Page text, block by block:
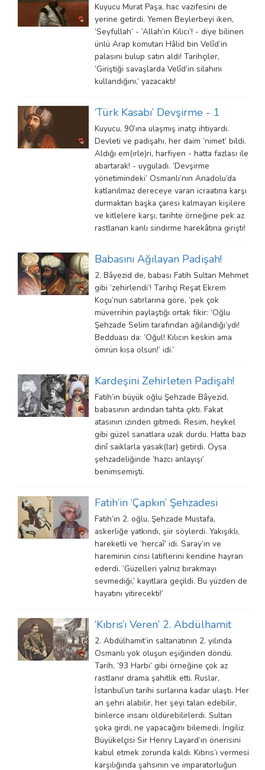
Kuyucu Murat Paşa, hac vazifesini de
yerine getirdi. Yemen Beylerbeyi iken,
‘Seyfullah’ - ‘Allah’ın Kılıcı’! - diye bilinen
ünlü Arap komutan Hâlid bin Velîd’in
palasını bulup satın aldı! Tarihçiler,
‘Giriştiği savaşlarda Velîd’in silahını
kullandığını,’ yazacaktı!
‘Türk Kasabı’ Devşirme - 1
Kuyucu, 90’ına ulaşmış inatçı ihtiyardı.
Devleti ve padişahı, her daim ‘nimet’ bildi.
Aldığı em(irle)ri, harfiyen - hatta fazlası ile
abartarak! - uyguladı. ‘Devşirme
yönetimindeki’ Osmanlı’nın Anadolu’da
katlanılmaz dereceye varan icraatına karşı
durmaktan başka çaresi kalmayan kişilere
ve kitlelere karşı, tarihte örneğine pek az
rastlanan kanlı sindirme harekâtına girişti!
Babasını Ağılayan Padişah!
2. Bâyezid de, babası Fatih Sultan Mehmet
gibi ‘zehirlendi’! Tarihçi Reşat Ekrem
Koçu’nun satırlarına göre, ‘pek çok
müverrihin paylaştığı ortak fikir: ‘Oğlu
Şehzade Selim tarafından ağılandığı’ydı!
Bedduası da: ‘Oğul! Kılıcın keskin ama
ömrün kısa olsun!’ idi.’
Kardeşini Zehirleten Padişah!
Fatih’in büyük oğlu Şehzade Bâyezid,
babasının ardından tahta çıktı. Fakat
atasının izinden gitmedi. Resim, heykel
gibi güzel sanatlara uzak durdu. Hatta bazı
dinî saiklarla yasak(lar) getirdi. Oysa
şehzadeliğinde ‘hazcı anlayışı’
benimsemişti.
Fatih’in ‘Çapkın’ Şehzadesi
Fatih’in 2. oğlu, Şehzade Mustafa,
askerliğe yatkındı, şiir söylerdi. Yakışıklı,
hareketli ve ‘hercaî’ idi. Saray’ın ve
hareminin cinsi latiflerini kendine hayran
ederdi. ‘Güzelleri yalnız bırakmayı
sevmediği,’ kayıtlara geçildi. Bu yüzden de
hayatını yitirecekti!’
‘Kıbrıs’ı Veren’ 2. Abdülhamit
2. Abdülhamit’in saltanatının 2. yılında
Osmanlı yok oluşun eşiğinden döndü.
Tarih, ’93 Harbi’ gibi örneğine çok az
rastlanır drama şahitlik etti. Ruslar,
İstanbul’un tarihi surlarına kadar ulaştı. Her
an şehri alabilir, her şeyi talan edebilir,
binlerce insanı öldürebilirlerdi. Sultan
şoka girdi, ne yapacağını bilemedi. İngiliz
Büyükelçisi Sir Henry Layard’ın önerisini
kabul etmek zorunda kaldı. Kıbrıs’ı vermesi
karşılığında şahsının ve imparatorluğun